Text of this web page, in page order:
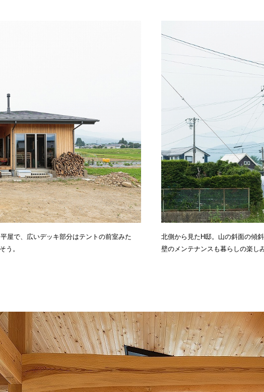
屋で、広いデッキ部分はテントの前室みた
う。
北側から見たH邸。山の斜面の傾
壁のメンテナンスも暮らしの楽し